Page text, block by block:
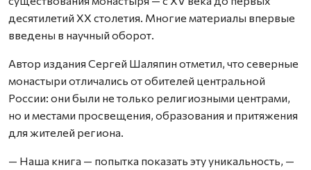
десятилетий XX столетия. Многие материалы впервые
введены в научный оборот.
Автор издания Сергей Шаляпин отметил, что северные
монастыри отличались от обителей центральной
России: они были не только религиозными центрами,
но и местами просвещения, образования и притяжения
для жителей региона.
— Наша книга — попытка показать эту уникальность, —